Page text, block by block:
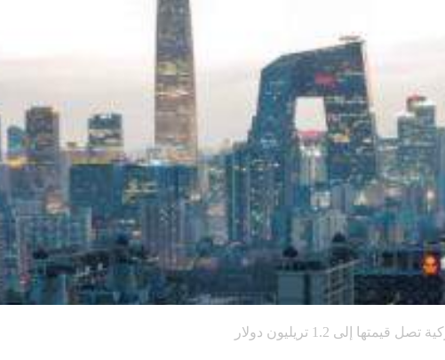
إلى 1.2 تريليون دولار